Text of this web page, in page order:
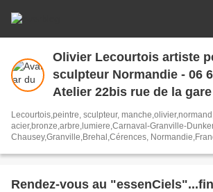
Olivier Lecourtois artiste
sculpteur Normandie - 06 62 61 84 50 -
Atelier 22bis rue de la gare 50510
Lecourtois,peintre, sculpteur,
acier,bronze,arbre,lumiere,Carnaval-Granville-
Chausey,Granville,Brehal,Cérences,
navals,estran,poissons,plage,
Rendez-vous au